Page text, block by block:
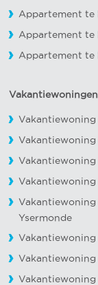
Appartement te
Appartement te
Appartement te
Vakantiewoningen
Vakantiewoning
Ysermonde